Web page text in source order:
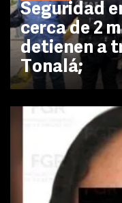
Seguridad
cerca de 2
detienen a
Tonalá;